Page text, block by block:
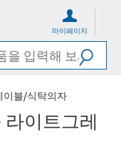
마이페이지
이블/식탁의자
이트그레